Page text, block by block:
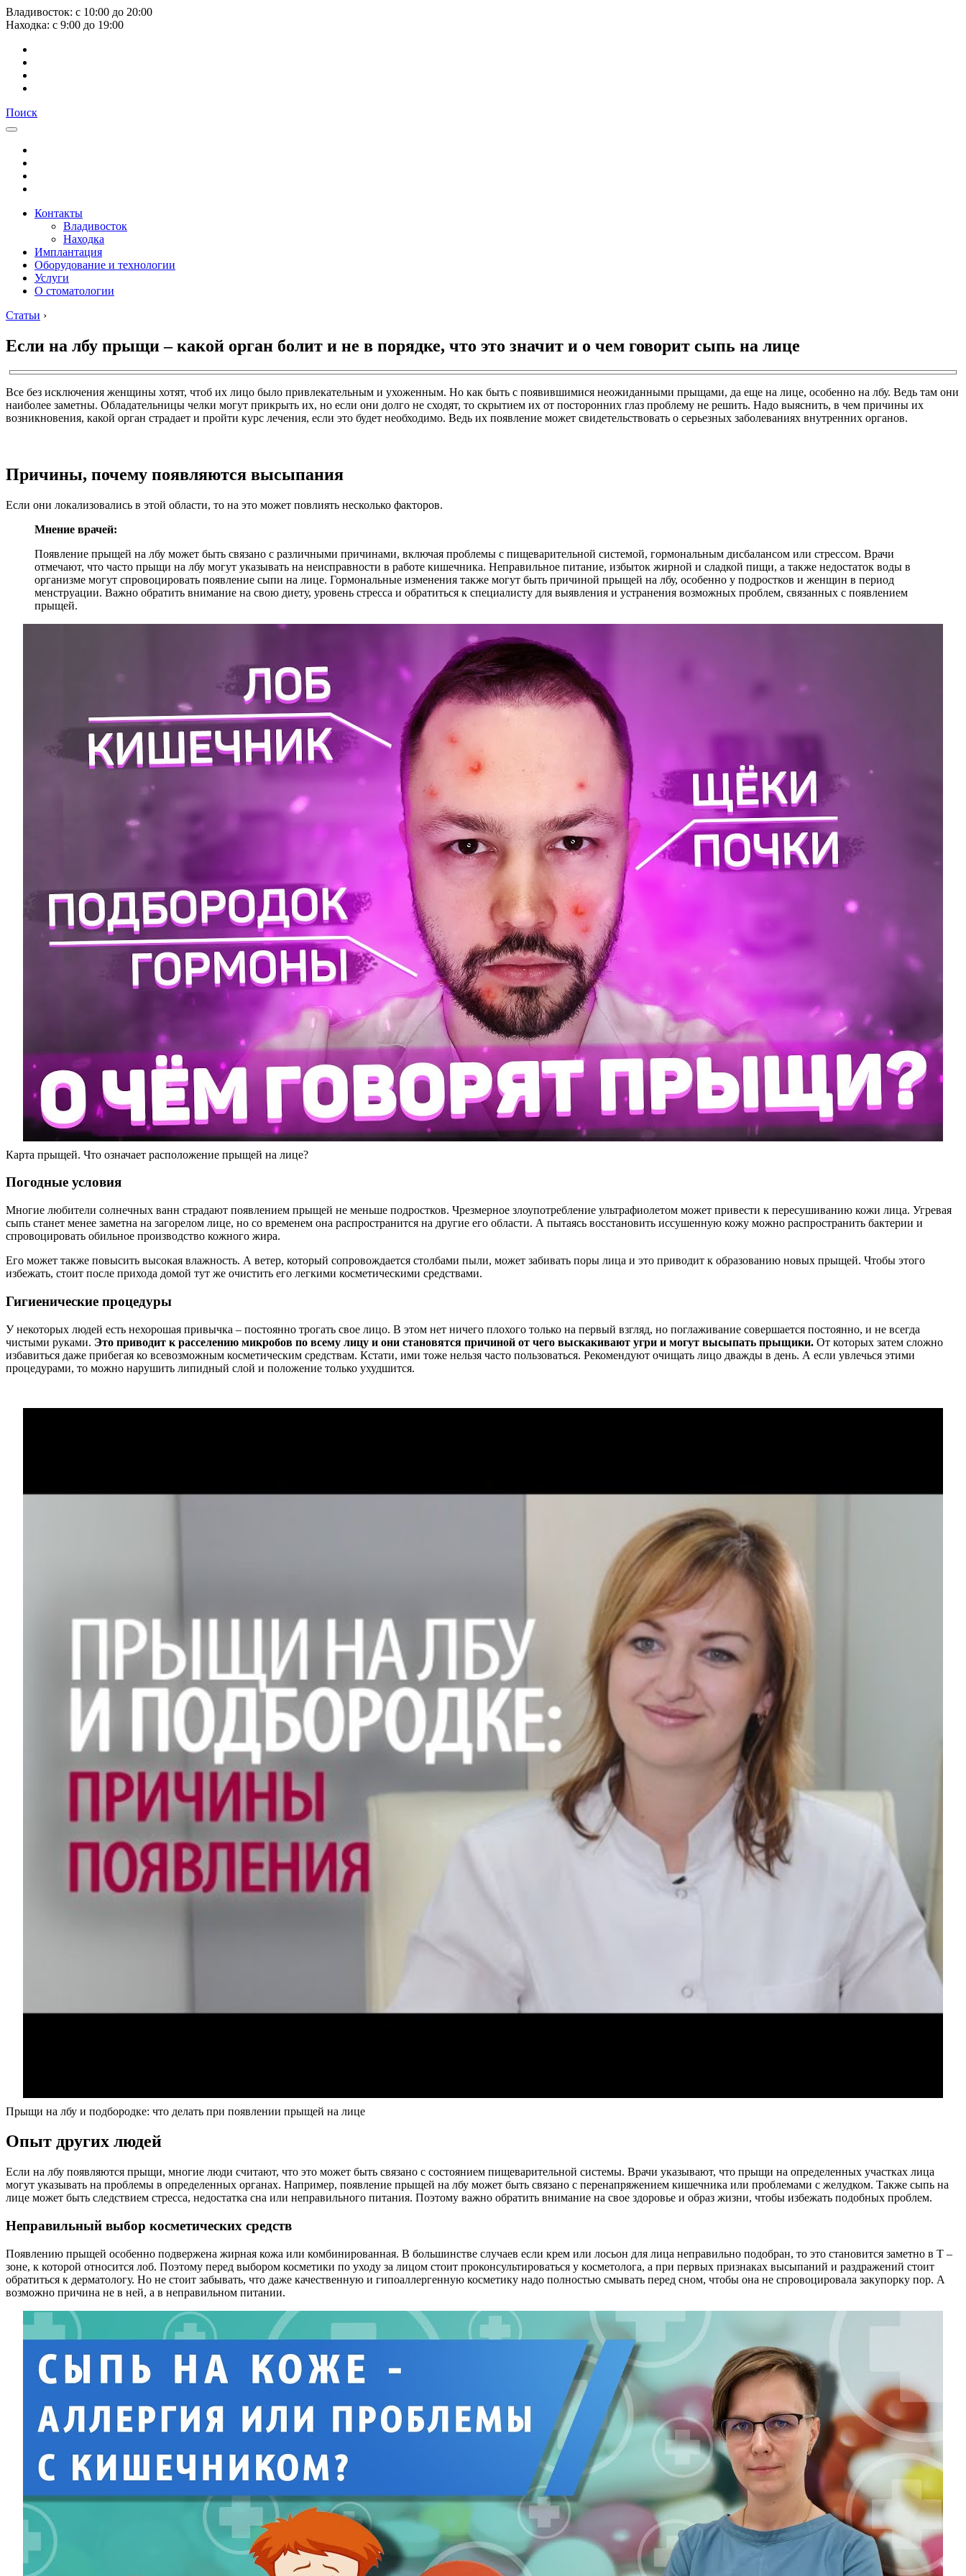
Владивосток: с 10:00 до 20:00
Находка: с 9:00 до 19:00
Поиск
Контакты
Владивосток
Находка
Имплантация
Оборудование и технологии
Услуги
О стоматологии
Статьи ›
Если на лбу прыщи – какой орган болит и не в порядке, что это значит и о чем говорит сыпь на лице
Все без исключения женщины хотят, чтоб их лицо было привлекательным и ухоженным. Но как быть с появившимися неожиданными прыщами, да еще на лице, особенно на лбу. Ведь там они
наиболее заметны. Обладательницы челки могут прикрыть их, но если они долго не сходят, то скрытием их от посторонних глаз проблему не решить. Надо выяснить, в чем причины их
возникновения, какой орган страдает и пройти курс лечения, если это будет необходимо. Ведь их появление может свидетельствовать о серьезных заболеваниях внутренних органов.
Причины, почему появляются высыпания
Если они локализовались в этой области, то на это может повлиять несколько факторов.
Мнение врачей:
Появление прыщей на лбу может быть связано с различными причинами, включая проблемы с пищеварительной системой, гормональным дисбалансом или стрессом. Врачи
отмечают, что часто прыщи на лбу могут указывать на неисправности в работе кишечника. Неправильное питание, избыток жирной и сладкой пищи, а также недостаток воды в
организме могут спровоцировать появление сыпи на лице. Гормональные изменения также могут быть причиной прыщей на лбу, особенно у подростков и женщин в период
менструации. Важно обратить внимание на свою диету, уровень стресса и обратиться к специалисту для выявления и устранения возможных проблем, связанных с появлением
прыщей.
Карта прыщей. Что означает расположение прыщей на лице?
Погодные условия
Многие любители солнечных ванн страдают появлением прыщей не меньше подростков. Чрезмерное злоупотребление ультрафиолетом может привести к пересушиванию кожи лица. Угревая
сыпь станет менее заметна на загорелом лице, но со временем она распространится на другие его области. А пытаясь восстановить иссушенную кожу можно распространить бактерии и
спровоцировать обильное производство кожного жира.
Его может также повысить высокая влажность. А ветер, который сопровождается столбами пыли, может забивать поры лица и это приводит к образованию новых прыщей. Чтобы этого
избежать, стоит после прихода домой тут же очистить его легкими косметическими средствами.
Гигиенические процедуры
У некоторых людей есть нехорошая привычка – постоянно трогать свое лицо. В этом нет ничего плохого только на первый взгляд, но поглаживание совершается постоянно, и не всегда
чистыми руками. Это приводит к расселению микробов по всему лицу и они становятся причиной от чего выскакивают угри и могут высыпать прыщики. От которых затем сложно
избавиться даже прибегая ко всевозможным косметическим средствам. Кстати, ими тоже нельзя часто пользоваться. Рекомендуют очищать лицо дважды в день. А если увлечься этими
процедурами, то можно нарушить липидный слой и положение только ухудшится.
Прыщи на лбу и подбородке: что делать при появлении прыщей на лице
Опыт других людей
Если на лбу появляются прыщи, многие люди считают, что это может быть связано с состоянием пищеварительной системы. Врачи указывают, что прыщи на определенных участках лица
могут указывать на проблемы в определенных органах. Например, появление прыщей на лбу может быть связано с перенапряжением кишечника или проблемами с желудком. Также сыпь на
лице может быть следствием стресса, недостатка сна или неправильного питания. Поэтому важно обратить внимание на свое здоровье и образ жизни, чтобы избежать подобных проблем.
Неправильный выбор косметических средств
Появлению прыщей особенно подвержена жирная кожа или комбинированная. В большинстве случаев если крем или лосьон для лица неправильно подобран, то это становится заметно в Т –
зоне, к которой относится лоб. Поэтому перед выбором косметики по уходу за лицом стоит проконсультироваться у косметолога, а при первых признаках высыпаний и раздражений стоит
обратиться к дерматологу. Но не стоит забывать, что даже качественную и гипоаллергенную косметику надо полностью смывать перед сном, чтобы она не спровоцировала закупорку пор. А
возможно причина не в ней, а в неправильном питании.